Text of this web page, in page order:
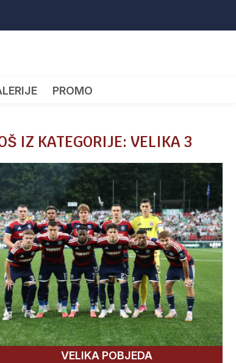
PROMO
IZ KATEGORIJE: VELIKA 3
VELIKA POBJEDA